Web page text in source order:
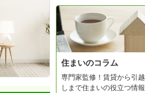
住まいのコラム
専門家監修！賃貸から引越
しまで住まいの役立つ情報